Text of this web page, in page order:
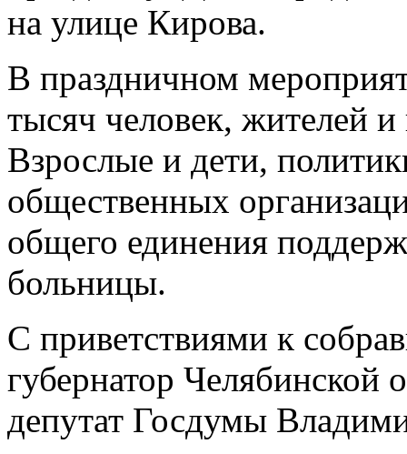
на улице Кирова.
В праздничном
тысяч человек, жителей и
Взрослые и дети,
общественных
общего единения
больницы.
С приветствиями к
губернатор Челябинской
депутат Госдумы